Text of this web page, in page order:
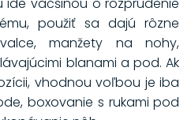
použiť sa dajú rôzne
manžety na nohy,
blanami a pod. Ak
vhodnou voľbou je iba
boxovanie s rukami pod